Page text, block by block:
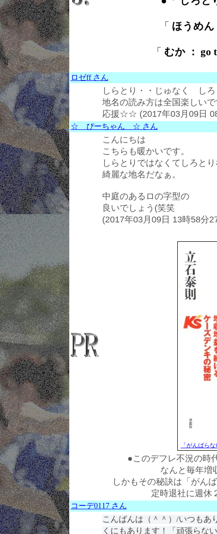
「 ほうめん
「 むか ： go
ロゼff さん
しらとり・・じゅなく しろ
地名の読み方は全国楽しい
応援☆☆ (2017年03月09日
☆ ぴーちゃん ☆ さん
こんにちは
こちらも暖かいです。
しらとりではなくてしろと
綺麗な地名だなぁ。
中庭のあるロの字型の
良いでしょう(笑笑
(2017年03月09日 13時58分
「がんばら
●このデフレ不況の時
なんと毎年増
しかもその秘訣は「がん
定時退社に週休
コーデ0117 さん
こんばんは（＾＾）/いつも
くにもあります！「頑張らな